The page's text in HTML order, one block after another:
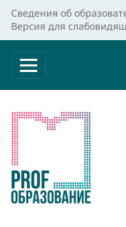
Сведения об
Версия для